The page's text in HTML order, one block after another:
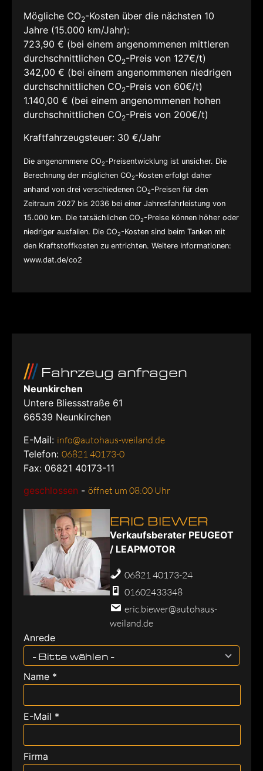
Mögliche CO2-Kosten über die nächsten 10
Jahre (15.000 km/Jahr):
723,90 € (bei einem angenommenen mittleren
durchschnittlichen CO2-Preis von 127€/t)
342,00 € (bei einem angenommenen niedrigen
durchschnittlichen CO2-Preis von 60€/t)
1.140,00 € (bei einem angenommenen hohen
durchschnittlichen CO2-Preis von 200€/t)
Kraftfahrzeugsteuer: 30 €/Jahr
Die angenommene CO2-Preisentwicklung ist unsicher. Die
Berechnung der möglichen CO2-Kosten erfolgt daher
anhand von drei verschiedenen CO2-Preisen für den
Zeitraum 2027 bis 2036 bei einer Jahresfahrleistung von
15.000 km. Die tatsächlichen CO2-Preise können höher oder
niedriger ausfallen. Die CO2-Kosten sind beim Tanken mit
den Kraftstoffkosten zu entrichten. Weitere Informationen:
www.dat.de/co2
Fahrzeug anfragen
Neunkirchen
Untere Bliessstraße 61
66539 Neunkirchen
E-Mail: info@autohaus-weiland.de
Telefon: 06821 40173-0
Fax: 06821 40173-11
geschlossen - öffnet um 08:00 Uhr
ERIC BIEWER
Verkaufsberater PEUGEOT
/ LEAPMOTOR
06821 40173-24
01602433348
eric.biewer@autohaus-
weiland.de
Anrede
- Bitte wählen -
Name *
E-Mail *
Firma